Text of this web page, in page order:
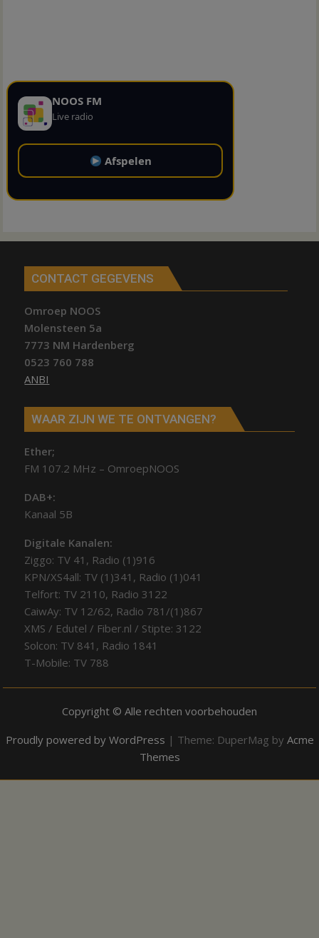
NOOS FM
Live radio
Afspelen
CONTACT GEGEVENS
Omroep NOOS
Molensteen 5a
7773 NM Hardenberg
0523 760 788
ANBI
WAAR ZIJN WE TE ONTVANGEN?
Ether;
FM 107.2 MHz – OmroepNOOS
DAB+:
Kanaal 5B
Digitale Kanalen:
Ziggo: TV 41, Radio (1)916
KPN/XS4all: TV (1)341, Radio (1)041
Telfort: TV 2110, Radio 3122
CaiwAy: TV 12/62, Radio 781/(1)867
XMS / Edutel / Fiber.nl / Stipte: 3122
Solcon: TV 841, Radio 1841
T-Mobile: TV 788
Copyright © Alle rechten voorbehouden
Proudly powered by WordPress | Theme: DuperMag by Acme
Themes